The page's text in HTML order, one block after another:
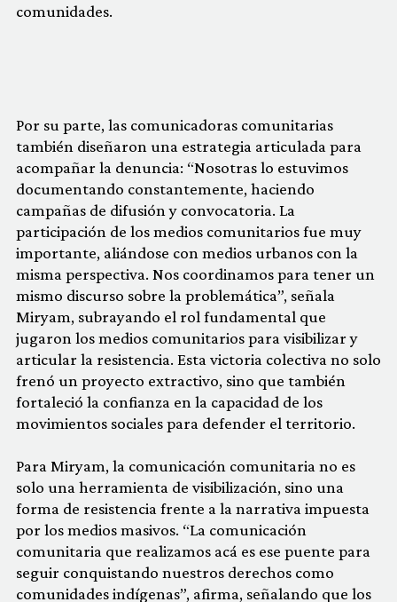
comunidades.
Por su parte, las comunicadoras comunitarias
también diseñaron una estrategia articulada para
acompañar la denuncia: “Nosotras lo estuvimos
documentando constantemente, haciendo
campañas de difusión y convocatoria. La
participación de los medios comunitarios fue muy
importante, aliándose con medios urbanos con la
misma perspectiva. Nos coordinamos para tener un
mismo discurso sobre la problemática”, señala
Miryam, subrayando el rol fundamental que
jugaron los medios comunitarios para visibilizar y
articular la resistencia. Esta victoria colectiva no solo
frenó un proyecto extractivo, sino que también
fortaleció la confianza en la capacidad de los
movimientos sociales para defender el territorio.
Para Miryam, la comunicación comunitaria no es
solo una herramienta de visibilización, sino una
forma de resistencia frente a la narrativa impuesta
por los medios masivos. “La comunicación
comunitaria que realizamos acá es ese puente para
seguir conquistando nuestros derechos como
comunidades indígenas”, afirma, señalando que los